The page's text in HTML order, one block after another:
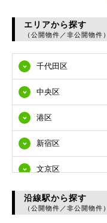
エリアから探す
（公開物件／非公開物件）
千代田区
中央区
港区
新宿区
文京区
台東区
沿線駅から探す
（公開物件／非公開物件）